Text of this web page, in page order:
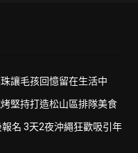
讓毛孩回憶留在生活中
堅持打造松山區排隊美食
名 3天2夜沖繩狂歡吸引年